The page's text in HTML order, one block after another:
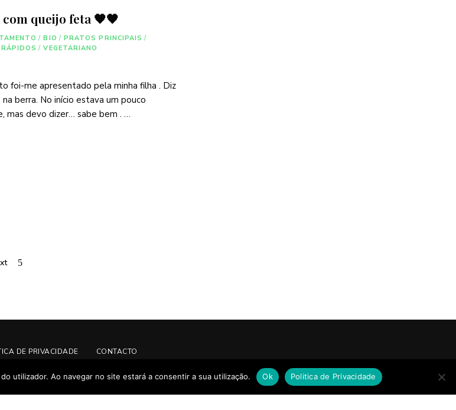
com queijo feta 🧡🧡
/ BIO / PRATOS PRINCIPAIS /
/ VEGETARIANO
foi-me apresentado pela minha filha . Diz
berra. No início estava um pouco
mas devo dizer… sabe bem . …
DE PRIVACIDADE CONTACTO
& Escrito com por Manuela Brehm.
utilizador. Ao navegar no site estará a consentir a sua utilização. Ok Politica de Privacidade